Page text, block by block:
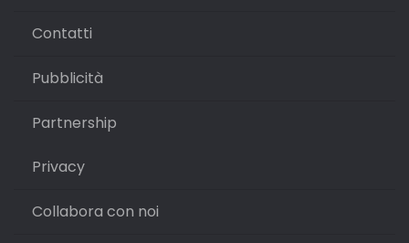
Contatti
Pubblicità
Partnership
Privacy
Collabora con noi